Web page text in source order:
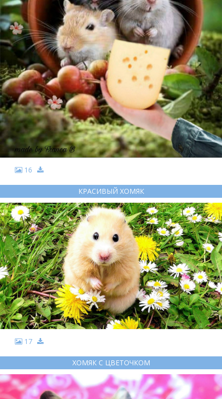
16
КРАСИВЫЙ ХОМЯК
17
ХОМЯК С ЦВЕТОЧКОМ